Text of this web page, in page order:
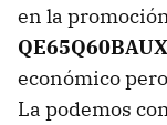
en la
económico
La podemos